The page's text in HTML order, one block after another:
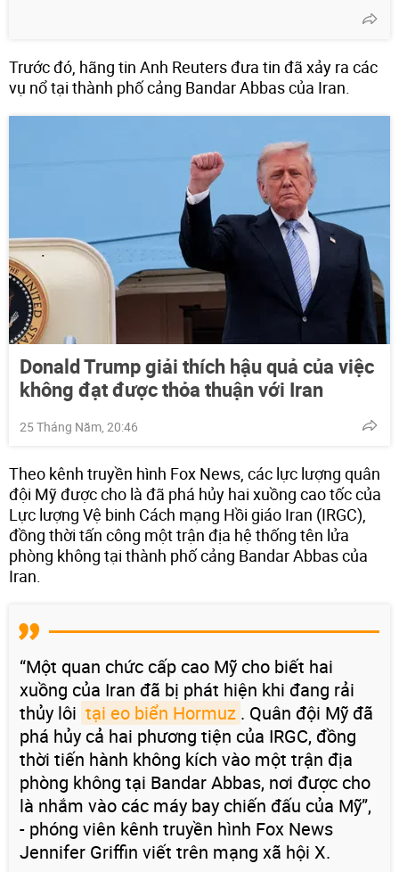
Trước đó, hãng tin Anh Reuters đưa tin đã xảy ra các
vụ nổ tại thành phố cảng Bandar Abbas của Iran.
Donald Trump giải thích hậu quả của việc
không đạt được thỏa thuận với Iran
25 Tháng Năm, 20:46
Theo kênh truyền hình Fox News, các lực lượng quân
đội Mỹ được cho là đã phá hủy hai xuồng cao tốc của
Lực lượng Vệ binh Cách mạng Hồi giáo Iran (IRGC),
đồng thời tấn công một trận địa hệ thống tên lửa
phòng không tại thành phố cảng Bandar Abbas của
Iran.
“Một quan chức cấp cao Mỹ cho biết hai
xuồng của Iran đã bị phát hiện khi đang rải
thủy lôi tại eo biển Hormuz . Quân đội Mỹ đã
phá hủy cả hai phương tiện của IRGC, đồng
thời tiến hành không kích vào một trận địa
phòng không tại Bandar Abbas, nơi được cho
là nhắm vào các máy bay chiến đấu của Mỹ”,
- phóng viên kênh truyền hình Fox News
Jennifer Griffin viết trên mạng xã hội X.